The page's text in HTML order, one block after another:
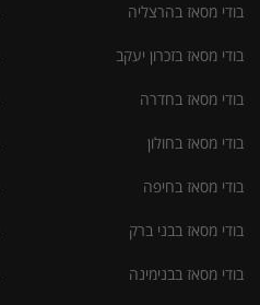
בודי מסאז בהרצליה
בודי מסאז בזכרון יעקב
בודי מסאז בחדרה
בודי מסאז בחולון
בודי מסאז בחיפה
בודי מסאז בבני ברק
בודי מסאז בבנימינה